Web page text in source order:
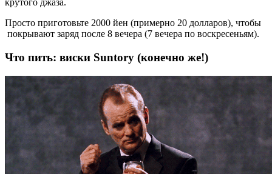
крутого джаза.
Просто приготовьте 2000 йен (примерно 20 долларов), чтобы
покрывают заряд после 8 вечера (7 вечера по воскресеньям).
Что пить: виски Suntory (конечно же!)